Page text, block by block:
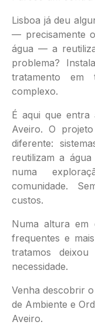
Lisboa já deu
— precisamente
água — a
problema?
tratamento
complexo.
É aqui que entra
Aveiro. O
diferente:
reutilizam a
numa
comunidade.
custos.
Numa altura em
frequentes e
tratamos
necessidade.
Venha descobrir
de Ambiente e
Aveiro.